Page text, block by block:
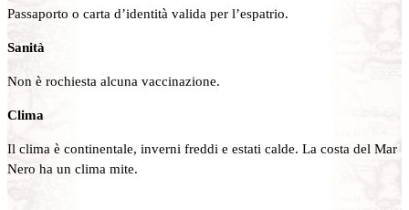
Passaporto o carta d’identità valida per l’espatrio.
Sanità
Non è rochiesta alcuna vaccinazione.
Clima
Il clima è continentale, inverni freddi e estati calde. La costa del Mar
Nero ha un clima mite.